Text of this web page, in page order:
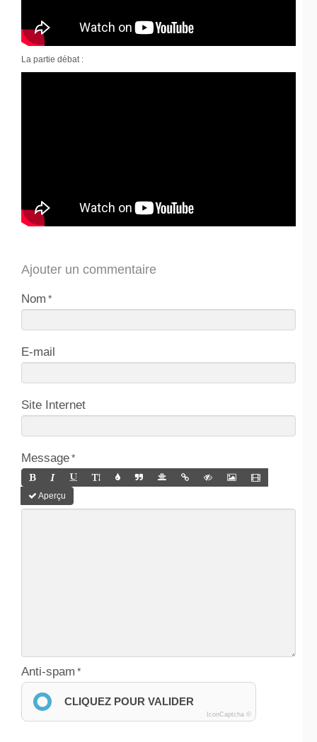
La partie débat :
Ajouter un commentaire
Nom
E-mail
Site Internet
Message
Aperçu
Anti-spam
CLIQUEZ POUR VALIDER
IconCaptcha ©